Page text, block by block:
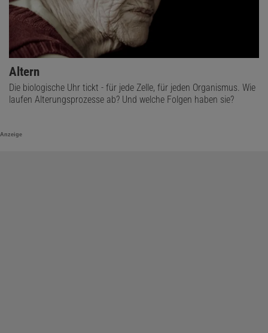
Altern
Die biologische Uhr tickt - für jede Zelle, für jeden Organismus. Wie
laufen Alterungsprozesse ab? Und welche Folgen haben sie?
Anzeige